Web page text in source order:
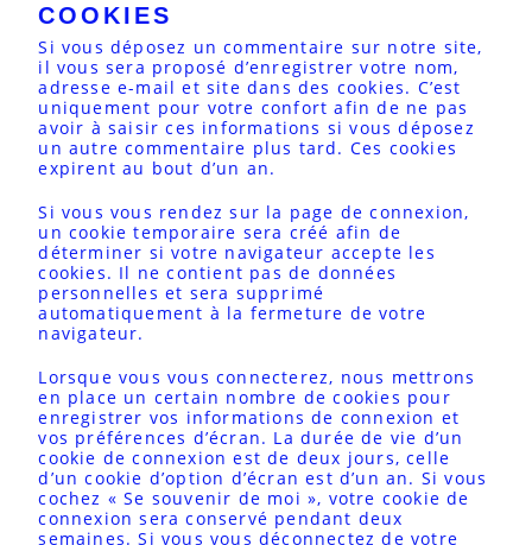
COOKIES
Si vous déposez un commentaire sur notre site,
il vous sera proposé d’enregistrer votre nom,
adresse e-mail et site dans des cookies. C’est
uniquement pour votre confort afin de ne pas
avoir à saisir ces informations si vous déposez
un autre commentaire plus tard. Ces cookies
expirent au bout d’un an.
Si vous vous rendez sur la page de connexion,
un cookie temporaire sera créé afin de
déterminer si votre navigateur accepte les
cookies. Il ne contient pas de données
personnelles et sera supprimé
automatiquement à la fermeture de votre
navigateur.
Lorsque vous vous connecterez, nous mettrons
en place un certain nombre de cookies pour
enregistrer vos informations de connexion et
vos préférences d’écran. La durée de vie d’un
cookie de connexion est de deux jours, celle
d’un cookie d’option d’écran est d’un an. Si vous
cochez « Se souvenir de moi », votre cookie de
connexion sera conservé pendant deux
semaines. Si vous vous déconnectez de votre